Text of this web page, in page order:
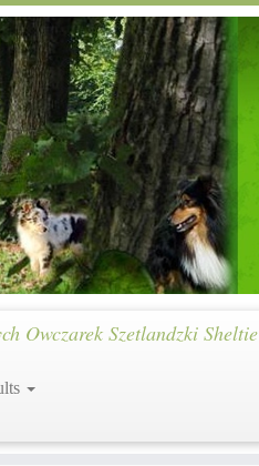
Owczarek Szetlandzki Sheltie